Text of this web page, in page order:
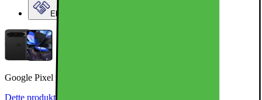
Elkjøp Bedrift
Google Pixel 9 Pro XL 5G smarttelefon 16/256GB (obsidian)
Dette produktet er rangert med 4.8 av 5 stjerner.